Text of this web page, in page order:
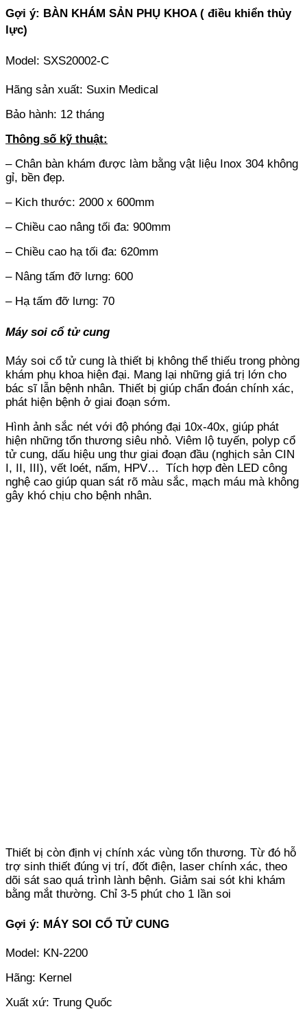
Gợi ý: BÀN KHÁM SẢN PHỤ KHOA ( điều khiển thủy
lực)
Model: SXS20002-C
Hãng sản xuất: Suxin Medical
Bảo hành: 12 tháng
Thông số kỹ thuật:
– Chân bàn khám được làm bằng vật liệu Inox 304 không
gỉ, bền đẹp.
– Kich thước: 2000 x 600mm
– Chiều cao nâng tối đa: 900mm
– Chiều cao hạ tối đa: 620mm
– Nâng tấm đỡ lưng: 600
– Hạ tấm đỡ lưng: 70
Máy soi cổ tử cung
Máy soi cổ tử cung là thiết bị không thể thiếu trong phòng
khám phụ khoa hiện đại. Mang lại những giá trị lớn cho
bác sĩ lẫn bệnh nhân. Thiết bị giúp chẩn đoán chính xác,
phát hiện bệnh ở giai đoạn sớm.
Hình ảnh sắc nét với độ phóng đại 10x-40x, giúp phát
hiện những tổn thương siêu nhỏ. Viêm lộ tuyến, polyp cổ
tử cung, dấu hiệu ung thư giai đoạn đầu (nghịch sản CIN
I, II, III), vết loét, nấm, HPV… Tích hợp đèn LED công
nghệ cao giúp quan sát rõ màu sắc, mạch máu mà không
gây khó chịu cho bệnh nhân.
Thiết bị còn định vị chính xác vùng tổn thương. Từ đó hỗ
trợ sinh thiết đúng vị trí, đốt điện, laser chính xác, theo
dõi sát sao quá trình lành bệnh. Giảm sai sót khi khám
bằng mắt thường. Chỉ 3-5 phút cho 1 lần soi
Gợi ý: MÁY SOI CỔ TỬ CUNG
Model: KN-2200
Hãng: Kernel
Xuất xứ: Trung Quốc